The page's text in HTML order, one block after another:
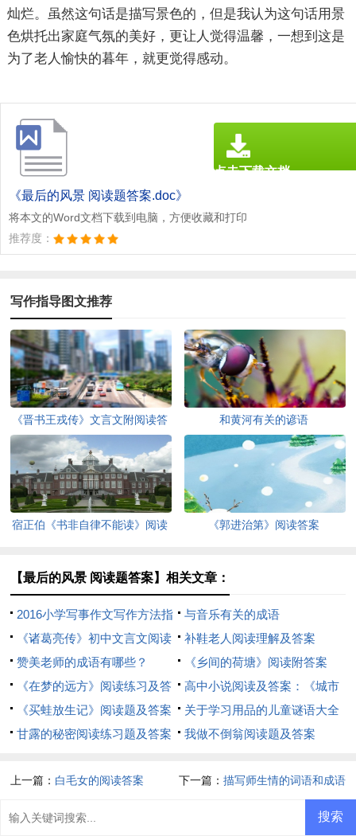
灿烂。虽然这句话是描写景色的，但是我认为这句话用景
色烘托出家庭气氛的美好，更让人觉得温馨，一想到这是
为了老人愉快的暮年，就更觉得感动。
《最后的风景 阅读题答案.doc》
将本文的Word文档下载到电脑，方便收藏和打印
推荐度：
点击下载文档
写作指导图文推荐
《晋书王戎传》文言文附阅读答
案及译文
和黄河有关的谚语
宿正伯《书非自律不能读》阅读
《郭进治第》阅读答案
【最后的风景 阅读题答案】相关文章：
2016小学写事作文写作方法指
导
与音乐有关的成语
《诸葛亮传》初中文言文阅读
答案
补鞋老人阅读理解及答案
赞美老师的成语有哪些？
《乡间的荷塘》阅读附答案
《在梦的远方》阅读练习及答
案
高中小说阅读及答案：《城市
农夫》
《买蛙放生记》阅读题及答案
关于学习用品的儿童谜语大全
及答案
甘露的秘密阅读练习题及答案 我做不倒翁阅读题及答案
上一篇： 白毛女的阅读答案 下一篇： 描写师生情的词语和成语